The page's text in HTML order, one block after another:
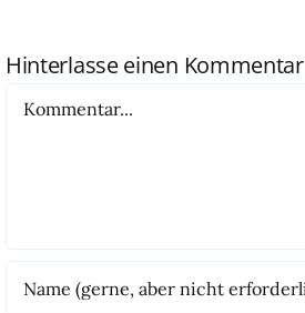
Hinterlasse einen Kommentar
Kommentar